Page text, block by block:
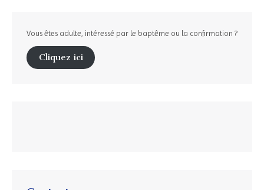
Vous êtes adulte, intéressé par le baptême ou la confirmation ?
Cliquez ici